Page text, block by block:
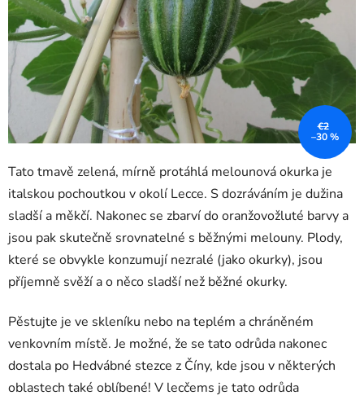
Tato tmavě zelená, mírně protáhlá melounová okurka je
italskou pochoutkou v okolí Lecce. S dozráváním je dužina
sladší a měkčí. Nakonec se zbarví do oranžovožluté barvy a
jsou pak skutečně srovnatelné s běžnými melouny. Plody,
které se obvykle konzumují nezralé (jako okurky), jsou
příjemně svěží a o něco sladší než běžné okurky.
Pěstujte je ve skleníku nebo na teplém a chráněném
venkovním místě. Je možné, že se tato odrůda nakonec
dostala po Hedvábné stezce z Číny, kde jsou v některých
oblastech také oblíbené! V lecčems je tato odrůda
€2
–30 %